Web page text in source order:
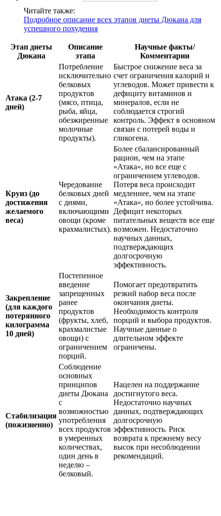
Читайте также:
Подробное описание всех этапов диеты Дюкана для
успешного похудения
Этап диеты
Дюкана
Описание
этапа
Научные факты/
Комментарии
Атака (2-7
дней)
Потребление
исключительно
белковых
продуктов
(мясо, птица,
рыба, яйца,
обезжиренные
молочные
продукты).
Быстрое снижение веса за
счет ограничения калорий и
углеводов. Может привести к
дефициту витаминов и
минералов, если не
соблюдается строгий
контроль. Эффект в основном
связан с потерей воды и
гликогена.
Круиз (до
достижения
желаемого
веса)
Чередование
белковых дней
с днями,
включающими
овощи (кроме
крахмалистых).
Более сбалансированный
рацион, чем на этапе
«Атака», но все еще с
ограничением углеводов.
Потеря веса происходит
медленнее, чем на этапе
«Атака», но более устойчива.
Дефицит некоторых
питательных веществ все еще
возможен. Недостаточно
научных данных,
подтверждающих
долгосрочную
эффективность.
Закрепление
(для каждого
потерянного
килограмма
10 дней)
Постепенное
введение
запрещенных
ранее
продуктов
(фрукты, хлеб,
крахмалистые
овощи) с
ограничением
порций.
Помогает предотвратить
резкий набор веса после
окончания диеты.
Необходимость контроля
порций и выбора продуктов.
Научные данные о
длительном эффекте
ограничены.
Стабилизация
(пожизненно)
Соблюдение
основных
принципов
диеты Дюкана
с
возможностью
употребления
всех продуктов
в умеренных
количествах,
один день в
неделю –
белковый.
Нацелен на поддержание
достигнутого веса.
Недостаточно научных
данных, подтверждающих
долгосрочную
эффективность. Риск
возврата к прежнему весу
высок при несоблюдении
рекомендаций.